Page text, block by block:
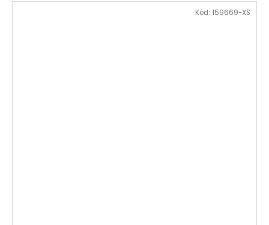
Kód: 159669-XS